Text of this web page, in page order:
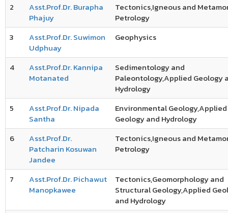
2
Asst.Prof.Dr. Burapha
Phajuy
Tectonics,Igneous and
Petrology
3
Asst.Prof.Dr. Suwimon
Udphuay
Geophysics
4
Asst.Prof.Dr. Kannipa
Motanated
Sedimentology and
Paleontology,Applied Geology
Hydrology
5
Asst.Prof.Dr. Nipada
Santha
Environmental Geology,Applied
Geology and Hydrology
6
Asst.Prof.Dr.
Patcharin Kosuwan
Jandee
Tectonics,Igneous and
Petrology
7
Asst.Prof.Dr. Pichawut
Manopkawee
Tectonics,Geomorphology and
Structural Geology,Applied
and Hydrology